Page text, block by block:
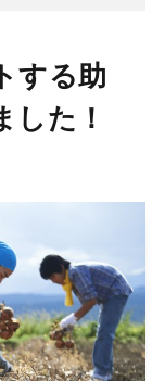
ラ
ム
する助
した！